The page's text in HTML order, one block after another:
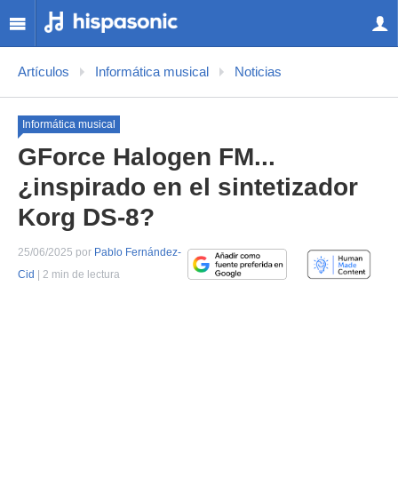
Artículos Informática musical Noticias
Informática musical
GForce Halogen FM...
¿inspirado en el sintetizador
Korg DS-8?
25/06/2025 por Pablo Fernández-
Cid
| 2 min de lectura